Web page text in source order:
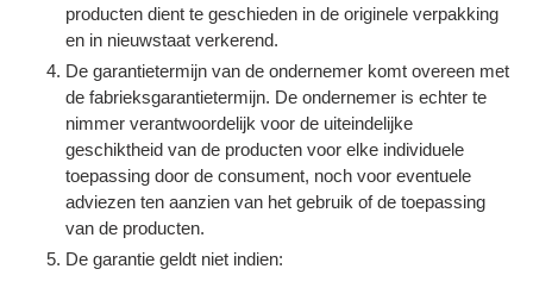
producten dient te geschieden in de originele verpakking
en in nieuwstaat verkerend.
De garantietermijn van de ondernemer komt overeen met
de fabrieksgarantietermijn. De ondernemer is echter te
nimmer verantwoordelijk voor de uiteindelijke
geschiktheid van de producten voor elke individuele
toepassing door de consument, noch voor eventuele
adviezen ten aanzien van het gebruik of de toepassing
van de producten.
De garantie geldt niet indien: